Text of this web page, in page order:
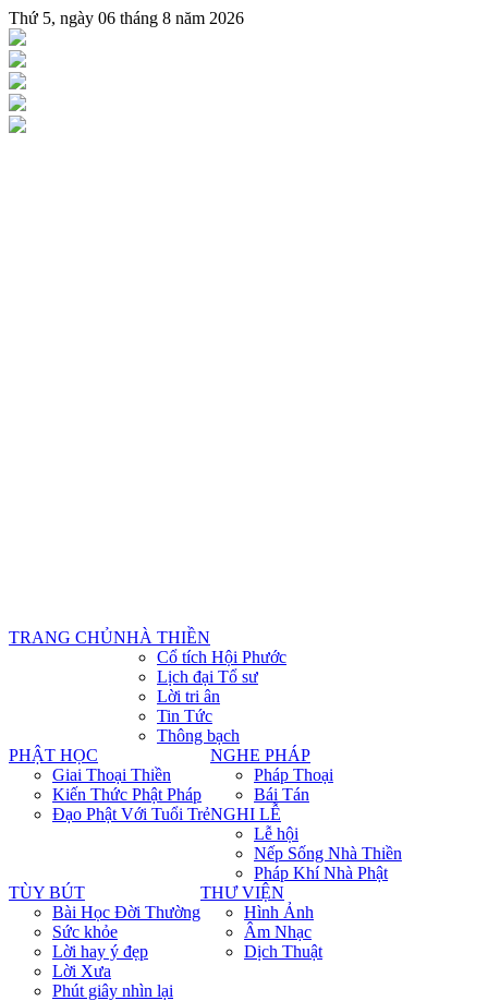
Thứ 5, ngày 06 tháng 8 năm 2026
TRANG CHỦNHÀ THIỀN
Cổ tích Hội Phước
Lịch đại Tổ sư
Lời tri ân
Tin Tức
Thông bạch
PHẬT HỌC
Giai Thoại Thiền
Kiến Thức Phật Pháp
Đạo Phật Với Tuổi Trẻ
NGHE PHÁP
Pháp Thoại
Bái Tán
NGHI LỄ
Lễ hội
Nếp Sống Nhà Thiền
Pháp Khí Nhà Phật
TÙY BÚT
Bài Học Đời Thường
Sức khỏe
Lời hay ý đẹp
Lời Xưa
Phút giây nhìn lại
THƯ VIỆN
Hình Ảnh
Âm Nhạc
Dịch Thuật